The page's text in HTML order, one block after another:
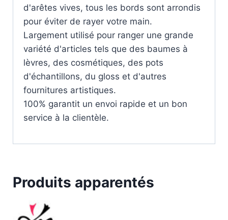
d'arêtes vives, tous les bords sont arrondis
pour éviter de rayer votre main.
Largement utilisé pour ranger une grande
variété d'articles tels que des baumes à
lèvres, des cosmétiques, des pots
d'échantillons, du gloss et d'autres
fournitures artistiques.
100% garantit un envoi rapide et un bon
service à la clientèle.
Produits apparentés